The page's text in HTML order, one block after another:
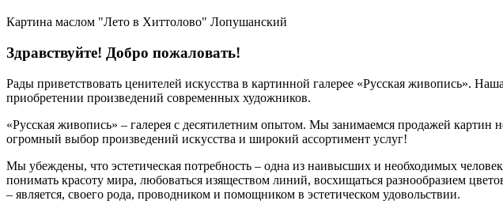
Картина маслом "Лето в Хиттолово" Лопушанский
Здравствуйте! Добро пожаловать!
Рады приветствовать ценителей искусства в картинной галерее «Русская живопись».
приобретении произведений современных художников.
«Русская живопись» – галерея c десятилетним опытом. Мы занимаемся продажей картин
огромный выбор произведений искусства и широкий ассортимент услуг!
Мы убеждены, что эстетическая потребность – одна из наивысших и необходимых
понимать красоту мира, любоваться изяществом линий, восхищаться разнообразием
– является, своего рода, проводником и помощником в эстетическом удовольствии.